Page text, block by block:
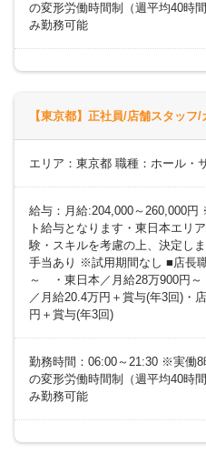
の変形労働時間制（週平均40時
み勤務可能
【東京都】正社員/店舗スタッフ
エリア：東京都 職種：ホール・
給与：月給:204,000～260,000
ト給与となります・東日本エリ
験・スキルを考慮の上、決定し
手当あり ※試用期間なし ■店長
～ ・東日本／月給28万900円～
／月給20.4万円＋賞与(年3回)・
円＋賞与(年3回)
勤務時間：06:00～21:30 ※実働
の変形労働時間制（週平均40時
み勤務可能